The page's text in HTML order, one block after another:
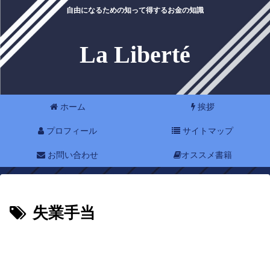
自由になるための知って得するお金の知識
La Liberté
ホーム 挨拶
プロフィール サイトマップ
お問い合わせ オススメ書籍
失業手当